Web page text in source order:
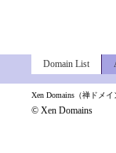
Domain List
Xen Domains（禅ドメ
© Xen Domains